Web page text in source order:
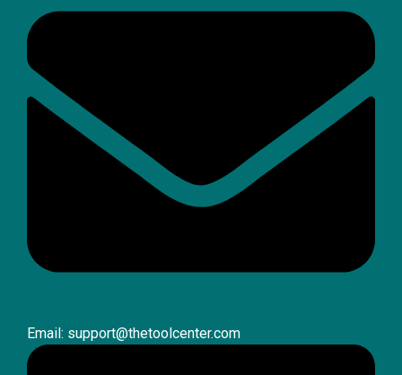
Email: support@thetoolcenter.com